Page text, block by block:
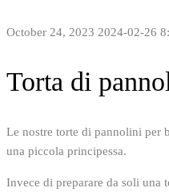
October 24, 2023 2024-02-26
Torta di
Le nostre torte di pannolini per
una piccola principessa.
Invece di preparare da soli una